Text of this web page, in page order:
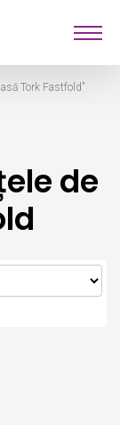
Tork Fastfold”
de